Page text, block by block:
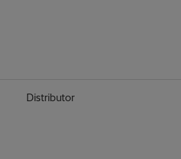
Distributor